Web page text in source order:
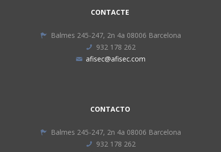
CONTACTE
Balmes 245-247, 2n 4a 08006 Barcelona
932 178 262
afisec@afisec.com
CONTACTO
Balmes 245-247, 2n 4a 08006 Barcelona
932 178 262